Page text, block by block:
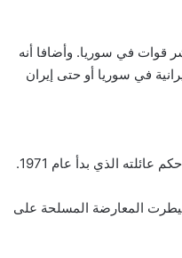
قوات في سوريا. وأضافا أنه
في سوريا أو حتى إيران
الذي بدأ عام 1971.
سيطرت المعارضة المسلحة على